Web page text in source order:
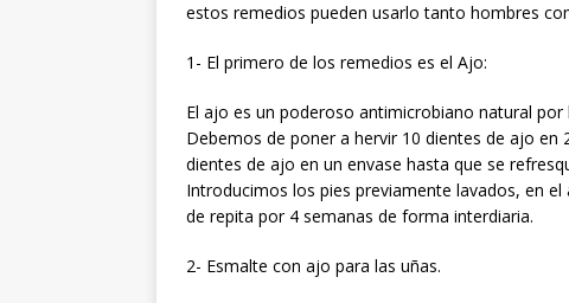
estos remedios pueden usarlo tanto hombres
1- El primero de los remedios es el Ajo:
El ajo es un poderoso antimicrobiano natural
Debemos de poner a hervir 10 dientes de ajo
dientes de ajo en un envase hasta que se
Introducimos los pies previamente lavados, en
de repita por 4 semanas de forma interdiaria.
2- Esmalte con ajo para las uñas.